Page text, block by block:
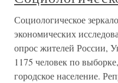
Социологическое
экономических
опрос жителей России,
1175 человек по
городское население.